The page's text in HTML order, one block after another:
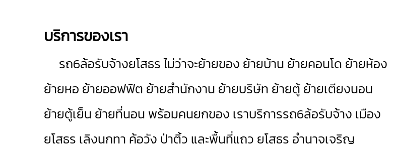
บริการของเรา
รถ6ล้อรับจ้างยโสธรไม่ว่าจะย้ายของ ย้ายบ้าน ย้ายคอนโด ย้ายห้อง
ย้ายหอ ย้ายออฟฟิต ย้ายสำนักงาน ย้ายบริษัท ย้ายตู้ ย้ายเตียงนอน
ย้ายตู้เย็น ย้ายที่นอน พร้อมคนยกของ เราบริการรถ6ล้อรับจ้าง เมือง
ยโสธร เลิงนกทา ค้อวัง ป่าติ้ว และพื้นที่แถว ยโสธร อำนาจเจริญ